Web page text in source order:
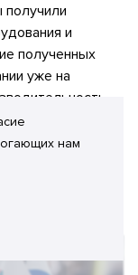
получили
и
полученных
уже на
нам